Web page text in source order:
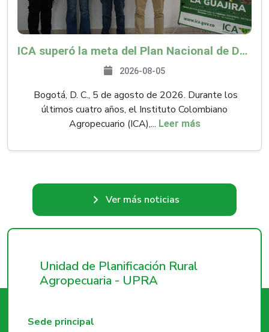
ICA superó la meta del Plan Nacional de Desarrollo y abrió 61 mercados internacionales
2026-08-05
Bogotá, D. C., 5 de agosto de 2026. Durante los
últimos cuatro años, el Instituto Colombiano
Agropecuario (ICA),... Leer más
Ver más noticias
Unidad de Planificación Rural
Agropecuaria - UPRA
Sede principal